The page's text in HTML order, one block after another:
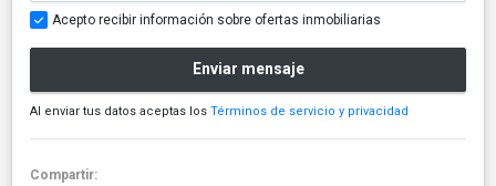
Acepto recibir información sobre ofertas inmobiliarias
Enviar mensaje
Al enviar tus datos aceptas los Términos de servicio y privacidad
Compartir: